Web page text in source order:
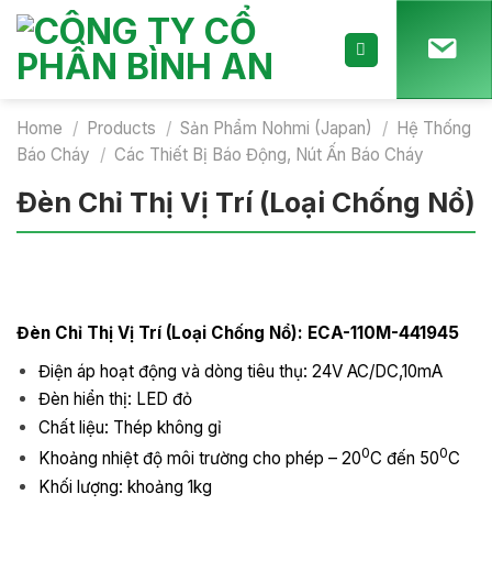
Skip
content
Home / Products / Sản Phẩm Nohmi (Japan) / Hệ Thống
Báo Cháy / Các Thiết Bị Báo Động, Nút Ấn Báo Cháy
Đèn Chỉ Thị Vị Trí (Loại Chống Nổ)
Đèn Chỉ Thị Vị Trí (Loại Chống Nổ): ECA-110M-441945
Điện áp hoạt động và dòng tiêu thụ: 24V AC/DC,10mA
Đèn hiển thị: LED đỏ
Chất liệu: Thép không gỉ
Khoảng nhiệt độ môi trường cho phép – 200C đến 500C
Khối lượng: khoảng 1kg